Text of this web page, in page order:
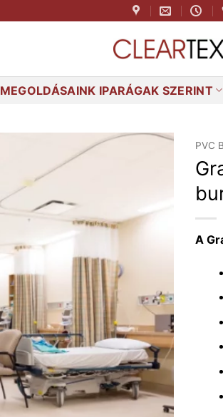
MEGOLDÁSAINK IPARÁGAK SZERINT
PVC
A